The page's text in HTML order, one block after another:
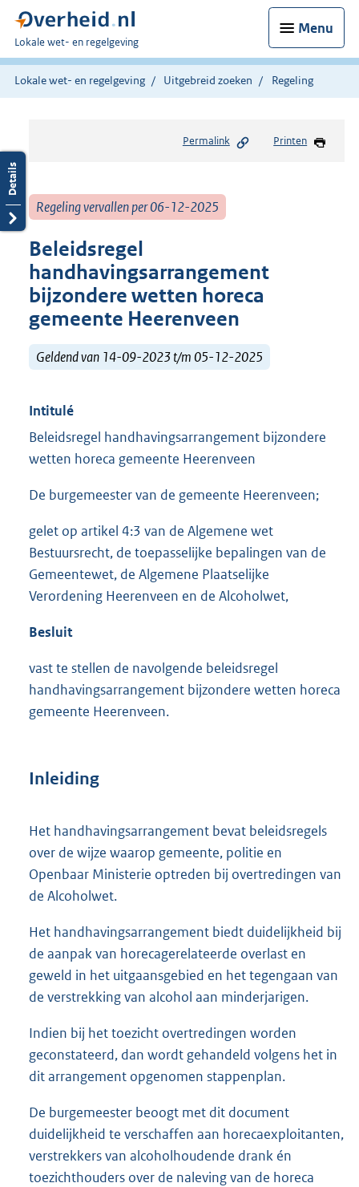
Menu
U
bent
hier:
Lokale wet- en regelgeving
Lokale wet- en regelgeving Uitgebreid zoeken Regeling
Permalink Printen
Regeling vervallen per 06-12-2025
Beleidsregel
handhavingsarrangement
bijzondere wetten horeca
gemeente Heerenveen
Geldend van 14-09-2023 t/m 05-12-2025
Intitulé
Beleidsregel handhavingsarrangement bijzondere
wetten horeca gemeente Heerenveen
De burgemeester van de gemeente Heerenveen;
gelet op artikel 4:3 van de Algemene wet
Bestuursrecht, de toepasselijke bepalingen van de
Gemeentewet, de Algemene Plaatselijke
Verordening Heerenveen en de Alcoholwet,
Besluit
vast te stellen de navolgende beleidsregel
handhavingsarrangement bijzondere wetten horeca
gemeente Heerenveen.
Inleiding
Het handhavingsarrangement bevat beleidsregels
over de wijze waarop gemeente, politie en
Openbaar Ministerie optreden bij overtredingen van
de Alcoholwet.
Het handhavingsarrangement biedt duidelijkheid bij
de aanpak van horecagerelateerde overlast en
geweld in het uitgaansgebied en het tegengaan van
de verstrekking van alcohol aan minderjarigen.
Indien bij het toezicht overtredingen worden
geconstateerd, dan wordt gehandeld volgens het in
dit arrangement opgenomen stappenplan.
De burgemeester beoogt met dit document
duidelijkheid te verschaffen aan horecaexploitanten,
verstrekkers van alcoholhoudende drank én
toezichthouders over de naleving van de horeca